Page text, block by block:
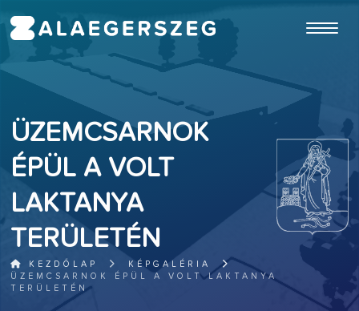
ÜZEMCSARNOK
ÉPÜL A VOLT
LAKTANYA
TERÜLETÉN
KEZDŐLAP
KÉPGALÉRIA
ÜZEMCSARNOK ÉPÜL A VOLT LAKTANYA
TERÜLETÉN